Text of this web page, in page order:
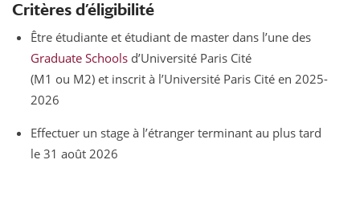
Critères d’éligibilité
Être étudiante et étudiant de master dans l’une des
Graduate Schoolsd’Université Paris Cité
(M1 ou M2) et inscrit à l’Université Paris Cité en 2025-
2026
Effectuer un stage à l’étranger terminant au plus tard
le 31 août 2026